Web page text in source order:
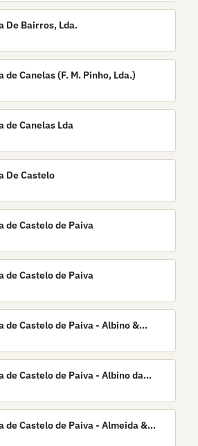
De Bairros, Lda.
Canelas (F. M. Pinho, Lda.)
de Canelas Lda
De Castelo
de Castelo de Paiva
de Castelo de Paiva
de Castelo de Paiva - Albino &
de Castelo de Paiva - Albino da
de Castelo de Paiva - Almeida &